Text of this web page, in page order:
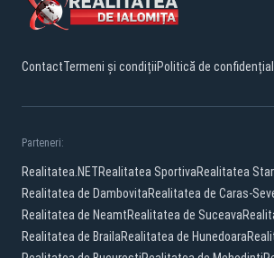
ContactTermeni și condițiiPolitică de
Parteneri:
Realitatea.NETRealitatea SportivaRealitatea Star
Realitatea de DambovitaRealitatea de Caras-
Realitatea de NeamtRealitatea de Suceava
Realitatea de BrailaRealitatea de Hunedoara